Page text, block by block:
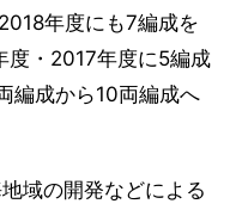
年度にも7編成を
度・2017年度に5編成
編成から10両編成へ
域の開発などによる